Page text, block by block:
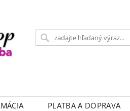
PLATBA A DOPRAVA